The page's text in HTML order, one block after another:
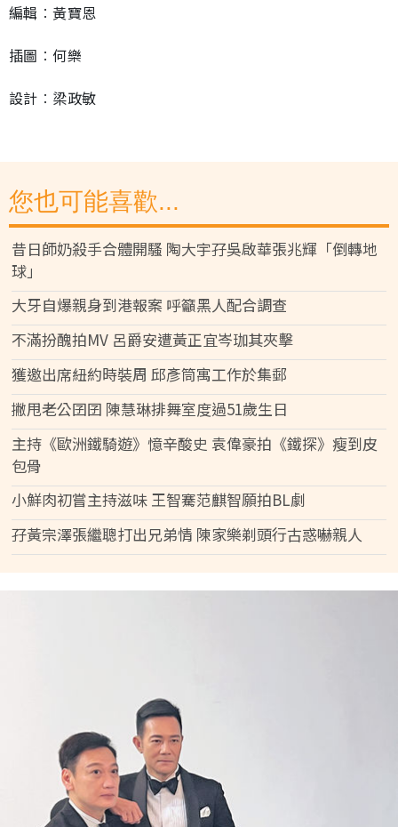
編輯︰黃寶恩
插圖︰何樂
設計︰梁政敏
您也可能喜歡...
昔日師奶殺手合體開騷 陶大宇孖吳啟華張兆輝「倒轉地
球」
大牙自爆親身到港報案 呼籲黑人配合調查
不滿扮醜拍MV 呂爵安遭黃正宜岑珈其夾擊
獲邀出席紐約時裝周 邱彥筒寓工作於集郵
撇甩老公囝囝 陳慧琳排舞室度過51歲生日
主持《歐洲鐵騎遊》憶辛酸史 袁偉豪拍《鐵探》瘦到皮
包骨
小鮮肉初嘗主持滋味 王智騫范麒智願拍BL劇
孖黃宗澤張繼聰打出兄弟情 陳家樂剃頭行古惑嚇親人